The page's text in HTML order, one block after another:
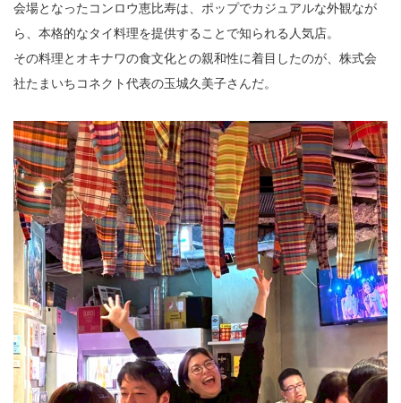
会場となったコンロウ恵比寿は、ポップでカジュアルな外観なが
ら、本格的なタイ料理を提供することで知られる人気店。
その料理とオキナワの食文化との親和性に着目したのが、株式会
社たまいちコネクト代表の玉城久美子さんだ。